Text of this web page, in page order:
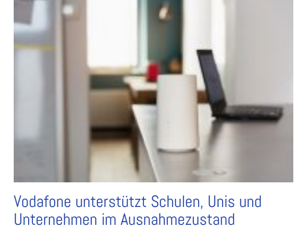
Vodafone unterstützt Schulen, Unis und
Unternehmen im Ausnahmezustand